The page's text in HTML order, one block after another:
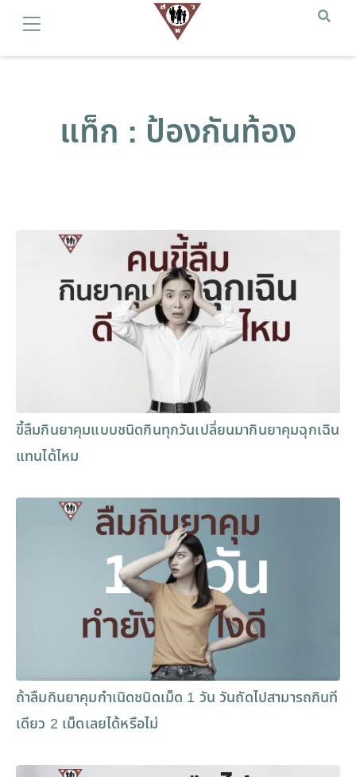
แท็ก : ป้องกันท้อง
ขี้ลืมกินยาคุมแบบชนิดกินทุกวันเปลี่ยนมากินยาคุมฉุกเฉิน
แทนได้ไหม
ถ้าลืมกินยาคุมกำเนิดชนิดเม็ด 1 วัน วันถัดไปสามารถกินที
เดียว 2 เม็ดเลยได้หรือไม่